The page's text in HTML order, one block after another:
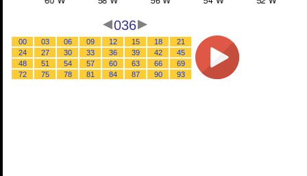
036
00 03 06 09 12 15 18
21
24
27 30 33 36 39 42
45
48
51 54 57 60 63 66
69
72
75 78 81 84 87 90 93